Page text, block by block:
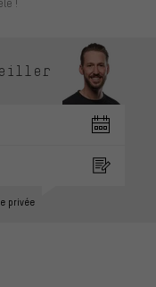
privée